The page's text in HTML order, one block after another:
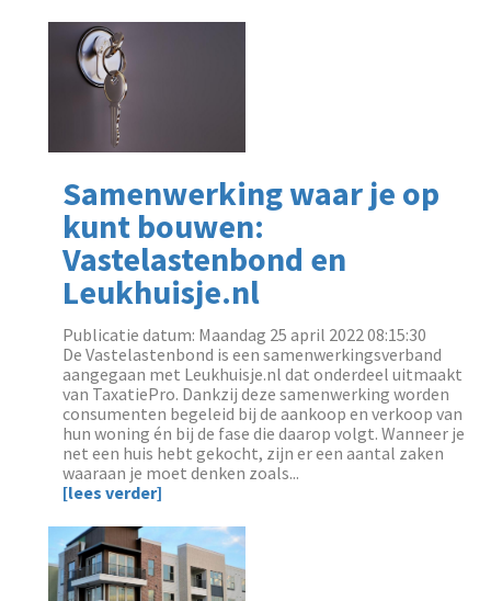
Samenwerking waar je op
kunt bouwen:
Vastelastenbond en
Leukhuisje.nl
Publicatie datum: Maandag 25 april 2022 08:15:30
‌De Vastelastenbond is een samenwerkingsverband
aangegaan met Leukhuisje.nl dat onderdeel uitmaakt
van TaxatiePro. Dankzij deze samenwerking worden
consumenten begeleid bij de aankoop en verkoop van
hun woning én bij de fase die daarop volgt. Wanneer je
net een huis hebt gekocht, zijn er een aantal zaken
waaraan je moet denken zoals...
[lees verder]